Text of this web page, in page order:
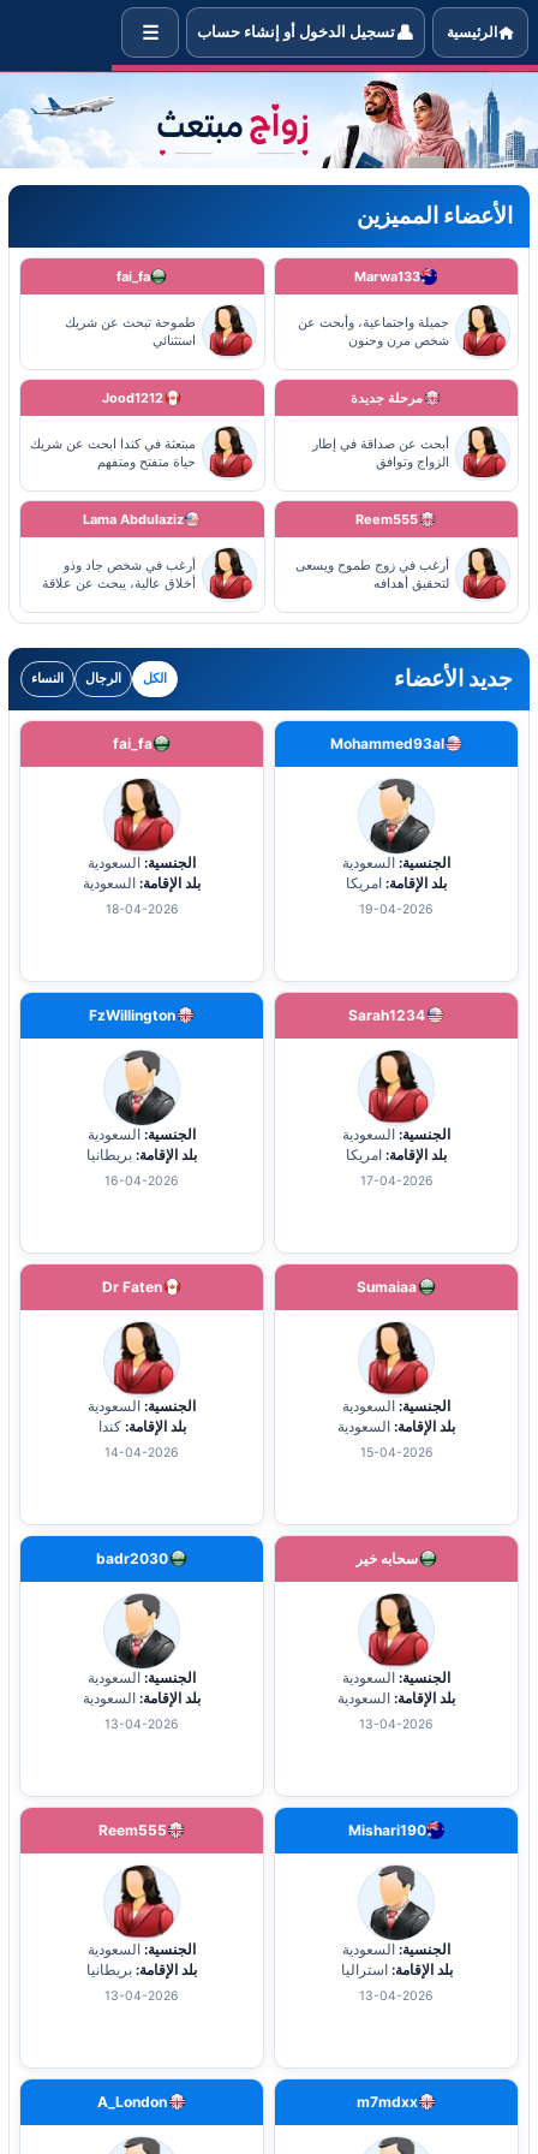
زواج مبتعث
الرئيسية 👤تسجيل الدخول أو إنشاء حساب ☰
الأعضاء المميزين
Marwa133
جميلة واجتماعية، وأبحث عن
شخص مرن وحنون
fai_fa
طموحة تبحث عن شريك
استثنائي
مرحلة جديدة
أبحث عن صداقة في إطار
الزواج وتوافق
Jood1212
مبتعثة في كندا ابحث عن شريك
حياة متفتح ومتفهم
Reem555
أرغب في زوج طموح ويسعى
لتحقيق أهدافه
Lama Abdulaziz
أرغب في شخص جاد وذو
أخلاق عالية، يبحث عن علاقة
جديد الأعضاء الكل الرجال النساء
Mohammed93al
الجنسية: السعودية
بلد الإقامة: امريكا
19-04-2026
fai_fa
الجنسية: السعودية
بلد الإقامة: السعودية
18-04-2026
Sarah1234
الجنسية: السعودية
بلد الإقامة: امريكا
17-04-2026
FzWillington
الجنسية: السعودية
بلد الإقامة: بريطانيا
16-04-2026
Sumaiaa
الجنسية: السعودية
بلد الإقامة: السعودية
15-04-2026
Dr Faten
الجنسية: السعودية
بلد الإقامة: كندا
14-04-2026
سحابه خير
الجنسية: السعودية
بلد الإقامة: السعودية
13-04-2026
badr2030
الجنسية: السعودية
بلد الإقامة: السعودية
13-04-2026
Mishari190
الجنسية: السعودية
بلد الإقامة: استراليا
13-04-2026
Reem555
الجنسية: السعودية
بلد الإقامة: بريطانيا
13-04-2026
m7mdxx
A_London